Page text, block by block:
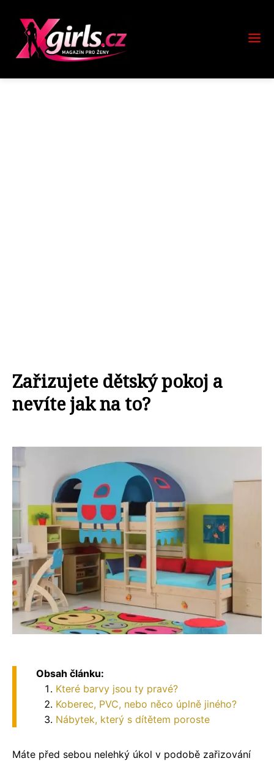
Zařizujete dětský pokoj a
nevíte jak na to?
Obsah článku:
Které barvy jsou ty pravé?
Koberec, PVC, nebo něco úplně jiného?
Nábytek, který s dítětem poroste
Máte před sebou nelehký úkol v podobě zařizování